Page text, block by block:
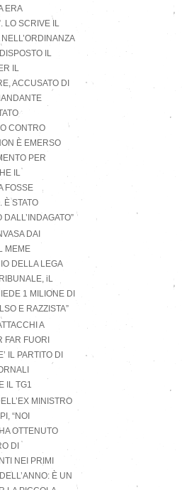
ERA
LO SCRIVE IL
IL
IL
ACCUSATO DI
CONTRO
È EMERSO
PER
IL
FOSSE
È STATO
DALL’INDAGATO”
DAI
MEME
DELLA LEGA
iL
1 MILIONE DI
E RAZZISTA”
A
FAR FUORI
IL PARTITO DI
IL TG1
MINISTRO
“NOI
OTTENUTO
DI
NEI PRIMI
È UN